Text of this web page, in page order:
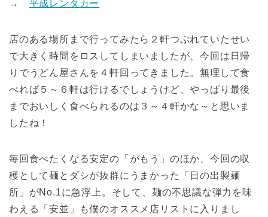
→ 平成レンタカー
店のある場所まで行ってみたら２軒つぶれていたせい
で大きく時間をロスしてしまいましたが、今回は日帰
りでうどん屋さんを４軒回ってきました。無理して食
べれば５～６軒は行けるでしょうけど、やっぱり最後
までおいしく食べられるのは３～４軒かな～と思いま
したね！
毎回食べたくなる安定の「がもう」のほか、今回の収
穫として麺とダシが抜群にうまかった「日の出製麺
所」がNo.1に急浮上。そして、麺の不思議な弾力を味
わえる「安並」も僕のオススメ店リストに入りまし